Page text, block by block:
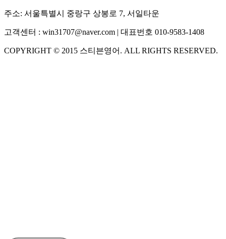
주소: 서울특별시 중랑구 상봉로 7, 서일타운
고객센터 : win31707@naver.com | 대표번호 010-9583-1408
COPYRIGHT © 2015 스티븐영어 . ALL RIGHTS RESERVED.